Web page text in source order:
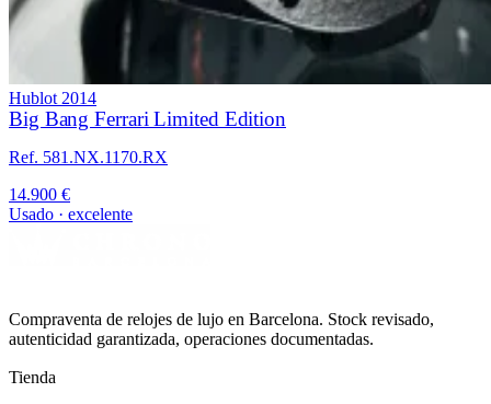
Hublot 2014
Big Bang Ferrari Limited Edition
Ref. 581.NX.1170.RX
14.900 €
Usado · excelente
Compraventa de relojes de lujo en Barcelona. Stock revisado,
autenticidad garantizada, operaciones documentadas.
Tienda